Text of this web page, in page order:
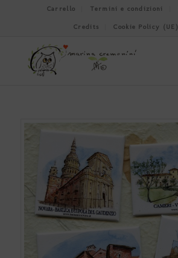
Carrello Termini e condizioni
Credits Cookie Policy (UE)